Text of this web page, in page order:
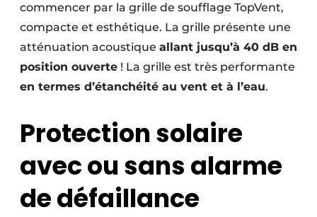
Techniques ferroviaires
Travaux ferroviaires
commencer par la grille de soufflage TopVent,
compacte et esthétique. La grille présente une
atténuation acoustique allant jusqu’à 40 dB en
position ouverte ! La grille est très performante
en termes d’étanchéité au vent et à l’eau.
Protection solaire
avec ou sans alarme
de défaillance